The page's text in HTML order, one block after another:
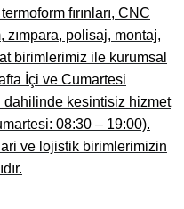
fırınları, CNC
zımpara, polisaj, montaj,
birimlerimiz ile kurumsal
İçi ve Cumartesi
kesintisiz hizmet
08:30 – 19:00).
ve lojistik birimlerimizin